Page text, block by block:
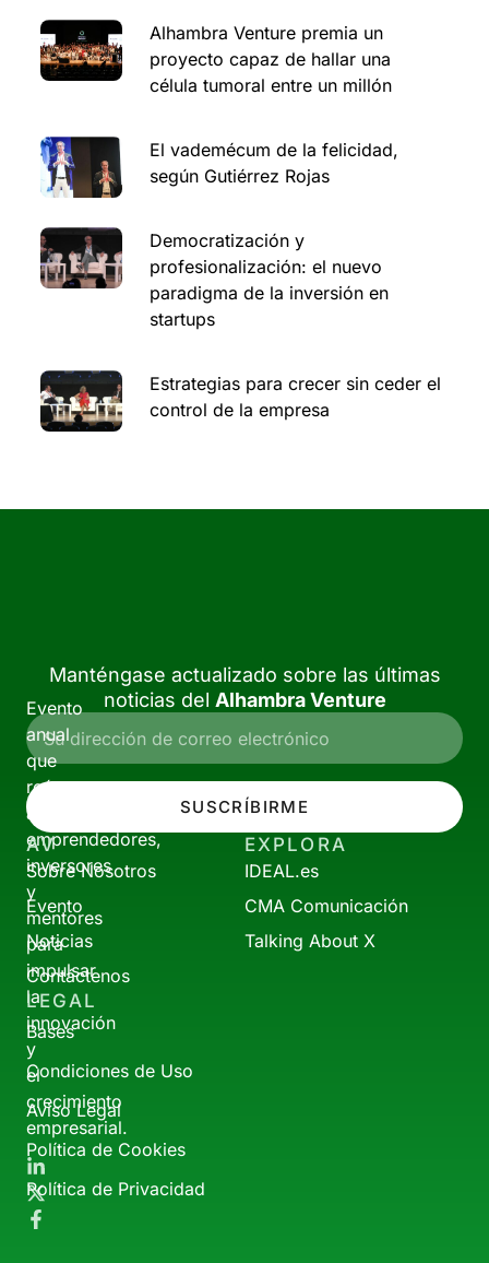
Alhambra Venture premia un
proyecto capaz de hallar una
célula tumoral entre un millón
El vademécum de la felicidad,
según Gutiérrez Rojas
Democratización y
profesionalización: el nuevo
paradigma de la inversión en
startups
Estrategias para crecer sin ceder el
control de la empresa
Evento
anual
que
reúne
a
emprendedores,
inversores
y
mentores
para
impulsar
la
innovación
y
el
crecimiento
empresarial.
Manténgase actualizado sobre las últimas
noticias del Alhambra Venture
SUSCRÍBIRME
AV
Sobre Nosotros
Evento
Noticias
Contáctenos
EXPLORA
IDEAL.es
CMA Comunicación
Talking About X
LEGAL
Bases
Condiciones de Uso
Aviso Legal
Política de Cookies
Política de Privacidad